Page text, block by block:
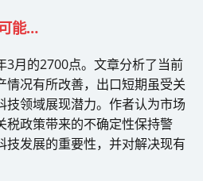
能…
3月的2700点。文章分析了当前
情况有所改善，出口短期虽受关
技领域展现潜力。作者认为市场
税政策带来的不确定性保持警
技发展的重要性，并对解决现有